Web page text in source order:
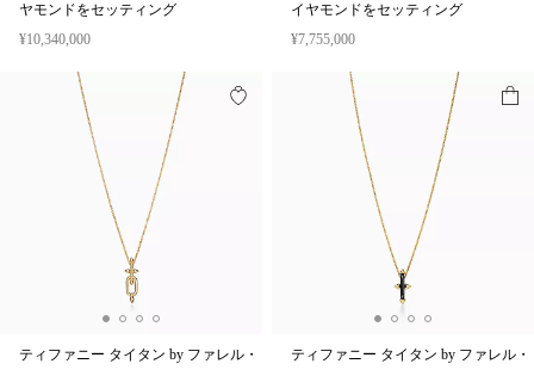
ヤモンドをセッティング
¥10,340,000
イヤモンドをセッティング
¥7,755,000
ティファニー タイタン by ファレル・ ティファニー タイタン by ファレル・